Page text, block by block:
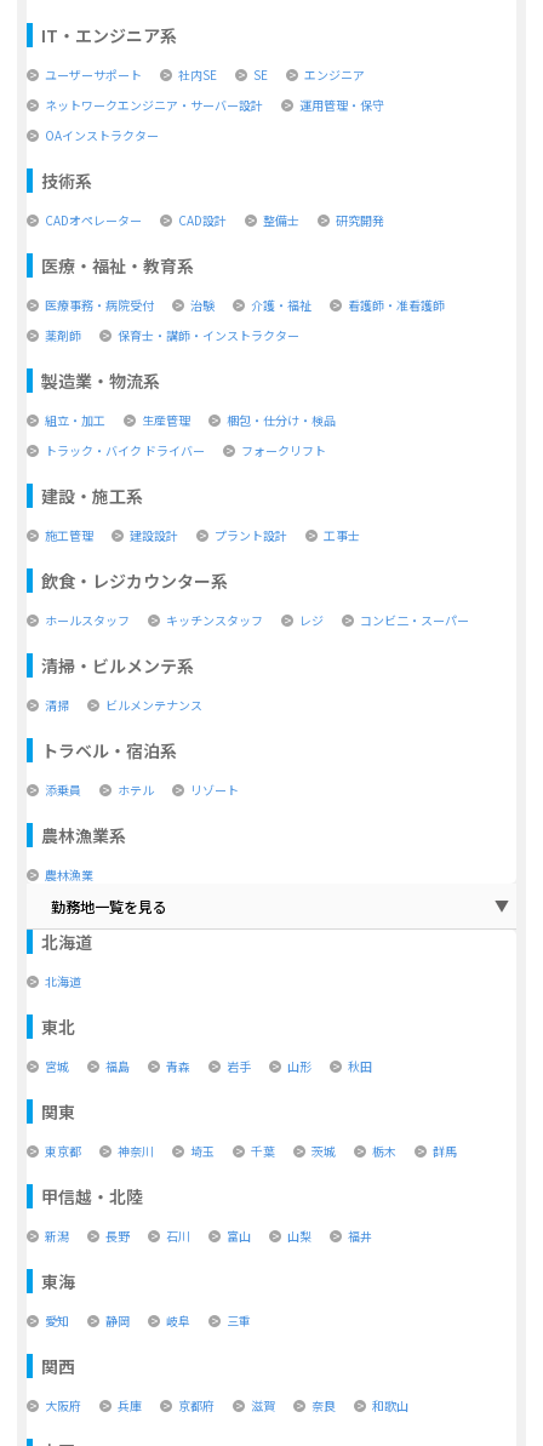
IT・エンジニア系
ユーザーサポート 社内SE SE
エンジニア
ネットワークエンジニア・サーバー設計
運用管理・保守
OAインストラクター
技術系
CADオペレーター CAD設計 整備士 研究開発
医療・福祉・教育系
医療事務・病院受付 治験 介護・福祉
看護師・准看護師
薬剤師
保育士・講師・インストラクター
製造業・物流系
組立・加工 生産管理
梱包・仕分け・検品
トラック・バイク ドライバー
フォークリフト
建設・施工系
施工管理 建設設計 プラント設計 工事士
飲食・レジカウンター系
ホールスタッフ キッチンスタッフ レジ コンビ二・スーパー
清掃・ビルメンテ系
清掃 ビルメンテナンス
トラベル・宿泊系
添乗員 ホテル リゾート
農林漁業系
農林漁業
勤務地一覧を見る
北海道
北海道
東北
宮城 福島 青森 岩手 山形 秋田
関東
東京都 神奈川 埼玉 千葉 茨城 栃木 群馬
甲信越・北陸
新潟 長野 石川 富山 山梨 福井
東海
愛知 静岡 岐阜 三重
関西
大阪府 兵庫 京都府 滋賀 奈良 和歌山